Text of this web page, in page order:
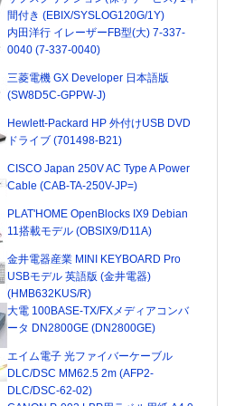
間付き (EBIX/SYSLOG120G/1Y)
内田洋行 イレーザーFB型(大) 7-337-
0040 (7-337-0040)
三菱電機 GX Developer 日本語版
(SW8D5C-GPPW-J)
Hewlett-Packard HP 外付けUSB DVD
ドライブ (701498-B21)
CISCO Japan 250V AC Type A Power
Cable (CAB-TA-250V-JP=)
PLAT'HOME OpenBlocks IX9 Debian
11搭載モデル (OBSIX9/D11A)
金井電器産業 MINI KEYBOARD Pro
USBモデル 英語版 (金井電器)
(HMB632KUS/R)
大電 100BASE-TX/FXメディアコンバ
ータ DN2800GE (DN2800GE)
エイム電子 光ファイバーケーブル
DLC/DSC MM62.5 2m (AFP2-
DLC/DSC-62-02)